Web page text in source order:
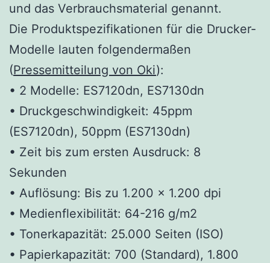
und das Verbrauchsmaterial genannt.
Die Produktspezifikationen für die Drucker-
Modelle lauten folgendermaßen
(Pressemitteilung von Oki):
• 2 Modelle: ES7120dn, ES7130dn
• Druckgeschwindigkeit: 45ppm
(ES7120dn), 50ppm (ES7130dn)
• Zeit bis zum ersten Ausdruck: 8
Sekunden
• Auflösung: Bis zu 1.200 x 1.200 dpi
• Medienflexibilität: 64-216 g/m2
• Tonerkapazität: 25.000 Seiten (ISO)
• Papierkapazität: 700 (Standard), 1.800